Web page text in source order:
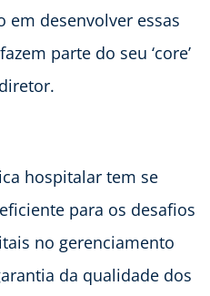
em desenvolver essas
parte do seu ‘core’
hospitalar tem se
para os desafios
no gerenciamento
da qualidade dos